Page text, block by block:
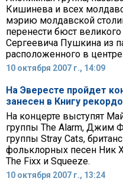
Кишинева и всех
мэрию молдавской
перенести бюст
Сергеевича Пушкина из
расположенного в
10 октября 2007 г., 14:09
На Эвересте пройдет
занесен в Книгу
На концерте выступят
группы The Alarm, Джим
группы Stray Cats,
фольклорных песен Ник
The Fixx и Squeeze.
10 октября 2007 г., 13:24